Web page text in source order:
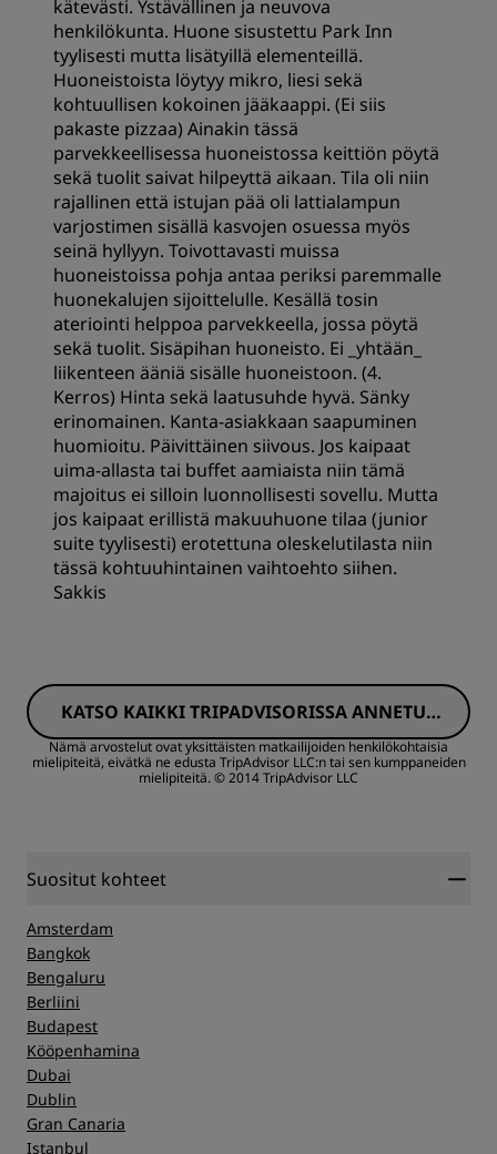
Siisteys
Palvelu
kätevästi. Ystävällinen ja neuvova
henkilökunta. Huone sisustettu Park Inn
tyylisesti mutta lisätyillä elementeillä.
Huoneistoista löytyy mikro, liesi sekä
kohtuullisen kokoinen jääkaappi. (Ei siis
pakaste pizzaa) Ainakin tässä
parvekkeellisessa huoneistossa keittiön pöytä
sekä tuolit saivat hilpeyttä aikaan. Tila oli niin
rajallinen että istujan pää oli lattialampun
varjostimen sisällä kasvojen osuessa myös
seinä hyllyyn. Toivottavasti muissa
huoneistoissa pohja antaa periksi paremmalle
huonekalujen sijoittelulle. Kesällä tosin
ateriointi helppoa parvekkeella, jossa pöytä
sekä tuolit. Sisäpihan huoneisto. Ei _yhtään_
liikenteen ääniä sisälle huoneistoon. (4.
Kerros) Hinta sekä laatusuhde hyvä. Sänky
erinomainen. Kanta-asiakkaan saapuminen
huomioitu. Päivittäinen siivous. Jos kaipaat
uima-allasta tai buffet aamiaista niin tämä
majoitus ei silloin luonnollisesti sovellu. Mutta
jos kaipaat erillistä makuuhuone tilaa (junior
suite tyylisesti) erotettuna oleskelutilasta niin
tässä kohtuuhintainen vaihtoehto siihen.
Sakkis
KATSO KAIKKI TRIPADVISORISSA ANNETUT
ARVOSTELUT
Nämä arvostelut ovat yksittäisten matkailijoiden henkilökohtaisia
mielipiteitä, eivätkä ne edusta TripAdvisor LLC:n tai sen kumppaneiden
mielipiteitä.© 2014 TripAdvisor LLC
Suositut kohteet
Amsterdam
Bangkok
Bengaluru
Berliini
Budapest
Kööpenhamina
Dubai
Dublin
Gran Canaria
Istanbul